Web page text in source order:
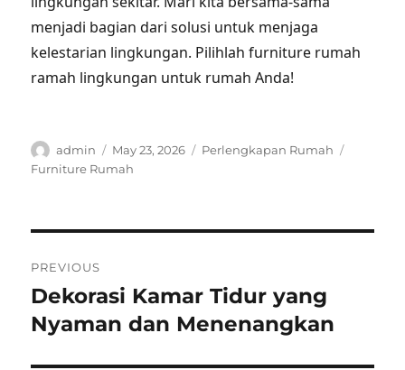
menjadi bagian dari solusi untuk menjaga
kelestarian lingkungan. Pilihlah furniture rumah
ramah lingkungan untuk rumah Anda!
Author
admin
Posted
on
May 23, 2026 Categories
Perlengkapan Rumah
Furniture Rumah
navigation
PREVIOUS
Previous
post:
Dekorasi Kamar Tidur yang
Nyaman dan Menenangkan